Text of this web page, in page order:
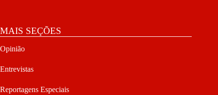
MAIS SEÇÕES
Opinião
Entrevistas
Reportagens Especiais